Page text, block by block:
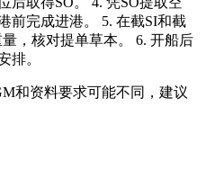
前完成进港。 5. 在截SI和截
，核对提单草本。 6. 开船后
排。
和资料要求可能不同，建议